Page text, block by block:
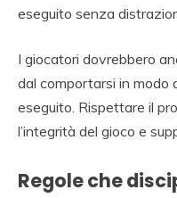
eseguito senza
I giocatori dovrebbero
dal comportarsi in modo
eseguito. Rispettare il
l’integrità del gioco e
Regole che